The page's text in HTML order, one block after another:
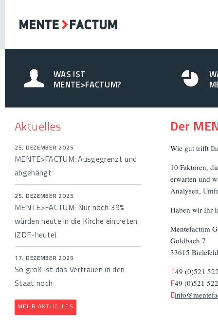
WAS IST
MENTE>FACTUM?
Aktuelles
25. DEZEMBER 2025
MENTE>FACTUM: Ausgegrenzt und
abgehängt
25. DEZEMBER 2025
MENTE>FACTUM: Nur noch 39%
würden heute in die Kirche eintreten
(ZDF-heute)
17. DEZEMBER 2025
So groß ist das Vertrauen in den
Staat noch
MEHR AKTUELLES
Der
Wie gut trifft
10 Faktoren,
erwarten und
Analysen,
Haben wir Ihr
Mentefactum
Goldbach 7
33615 Bielefeld
T49 (0)521
F49 (0)521
E